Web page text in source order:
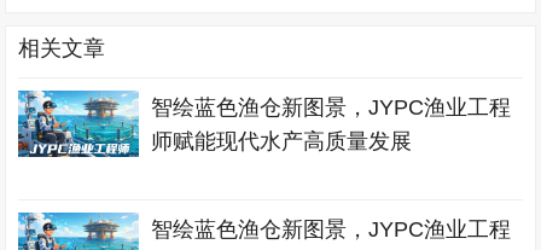
相关文章
智绘蓝色渔仓新图景，JYPC渔业工程
师赋能现代水产高质量发展
智绘蓝色渔仓新图景，JYPC渔业工程